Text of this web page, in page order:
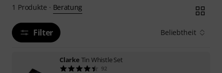
1 Produkte · Beratung
Filter Beliebtheit
Clarke Tin Whistle Set
92